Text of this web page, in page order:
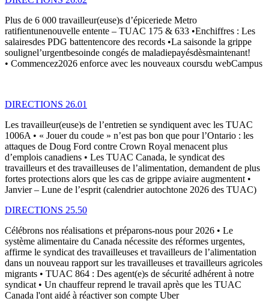
Plus de 6 000 travailleur(euse)s d’épiceriede Metro
ratifientunenouvelle entente – TUAC 175 & 633 •Enchiffres : Les
salairesdes PDG battentencore des records •La saisonde la grippe
soulignel’urgentbesoinde congés de maladiepayésdèsmaintenant!
• Commencez2026 enforce avec les nouveaux coursdu webCampus
DIRECTIONS 26.01
Les travailleur(euse)s de l’entretien se syndiquent avec les TUAC
1006A • « Jouer du coude » n’est pas bon que pour l’Ontario : les
attaques de Doug Ford contre Crown Royal menacent plus
d’emplois canadiens • Les TUAC Canada, le syndicat des
travailleurs et des travailleuses de l’alimentation, demandent de plus
fortes protections alors que les cas de grippe aviaire augmentent •
Janvier – Lune de l’esprit (calendrier autochtone 2026 des TUAC)
DIRECTIONS 25.50
Célébrons nos réalisations et préparons-nous pour 2026 • Le
système alimentaire du Canada nécessite des réformes urgentes,
affirme le syndicat des travailleuses et travailleurs de l’alimentation
dans un nouveau rapport sur les travailleuses et travailleurs agricoles
migrants • TUAC 864 : Des agent(e)s de sécurité adhérent à notre
syndicat • Un chauffeur reprend le travail après que les TUAC
Canada l'ont aidé à réactiver son compte Uber